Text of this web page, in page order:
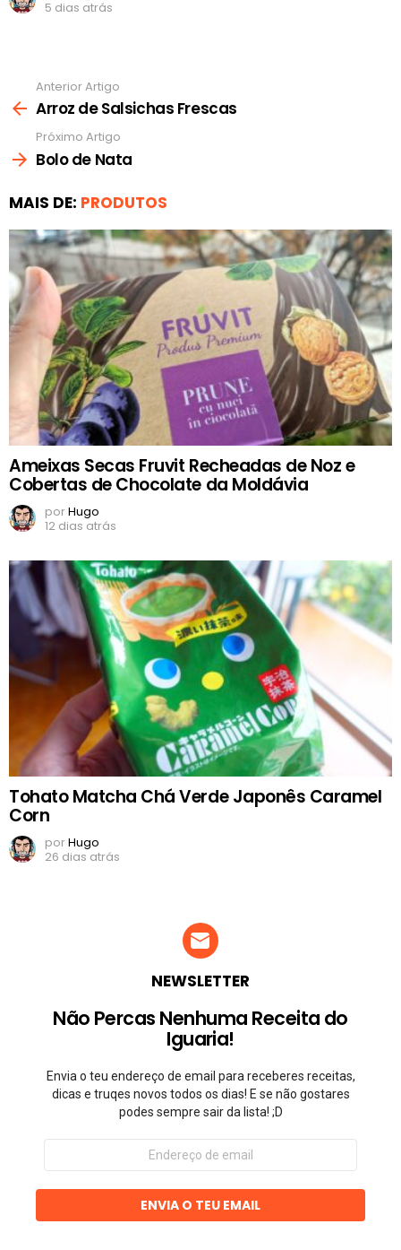
5 dias atrás
mais
Anterior Artigo
Arroz de Salsichas Frescas
Próximo Artigo
Bolo de Nata
MAIS DE: PRODUTOS
Ameixas Secas Fruvit Recheadas de Noz e
Cobertas de Chocolate da Moldávia
porHugo
12 dias atrás
Tohato Matcha Chá Verde Japonês Caramel
Corn
porHugo
26 dias atrás
NEWSLETTER
Não Percas Nenhuma Receita do
Iguaria!
Envia o teu endereço de email para receberes receitas,
dicas e truqes novos todos os dias! E se não gostares
podes sempre sair da lista! ;D
Endereço
email
ENVIA O TEU EMAIL